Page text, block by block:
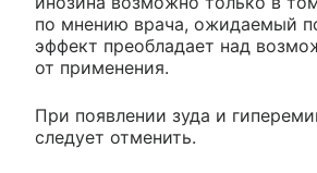
по мнению врача, ожидаемый
эффект преобладает над
от применения.
При появлении зуда и
следует отменить.